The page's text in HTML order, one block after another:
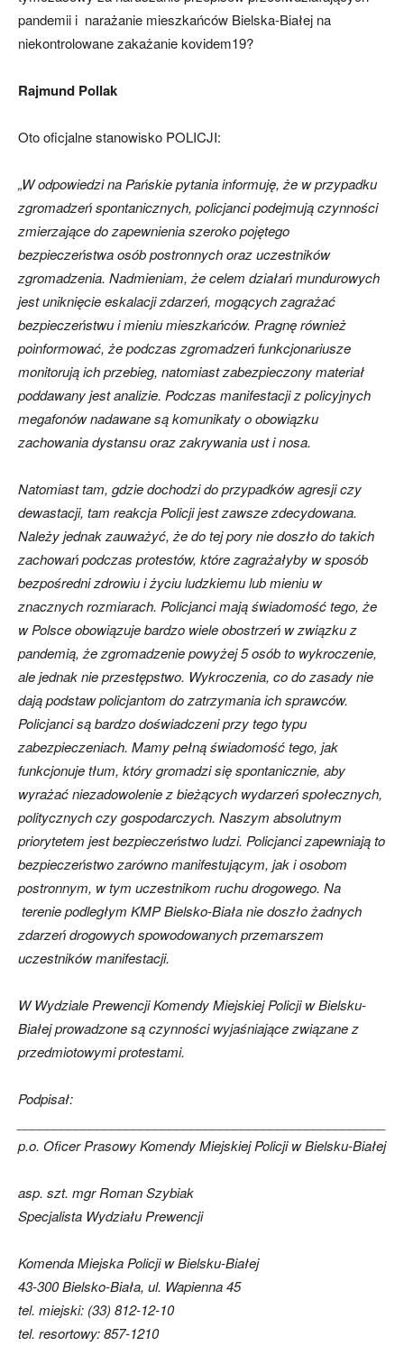
pandemii i narażanie mieszkańców Bielska-Białej na
niekontrolowane zakażanie kovidem19?
Rajmund Pollak
Oto oficjalne stanowisko POLICJI:
„W odpowiedzi na Pańskie pytania informuję, że w przypadku
zgromadzeń spontanicznych, policjanci podejmują czynności
zmierzające do zapewnienia szeroko pojętego
bezpieczeństwa osób postronnych oraz uczestników
zgromadzenia. Nadmieniam, że celem działań mundurowych
jest uniknięcie eskalacji zdarzeń, mogących zagrażać
bezpieczeństwu i mieniu mieszkańców. Pragnę również
poinformować, że podczas zgromadzeń funkcjonariusze
monitorują ich przebieg, natomiast zabezpieczony materiał
poddawany jest analizie. Podczas manifestacji z policyjnych
megafonów nadawane są komunikaty o obowiązku
zachowania dystansu oraz zakrywania ust i nosa.
Natomiast tam, gdzie dochodzi do przypadków agresji czy
dewastacji, tam reakcja Policji jest zawsze zdecydowana.
Należy jednak zauważyć, że do tej pory nie doszło do takich
zachowań podczas protestów, które zagrażałyby w sposób
bezpośredni zdrowiu i życiu ludzkiemu lub mieniu w
znacznych rozmiarach. Policjanci mają świadomość tego, że
w Polsce obowiązuje bardzo wiele obostrzeń w związku z
pandemią, że zgromadzenie powyżej 5 osób to wykroczenie,
ale jednak nie przestępstwo. Wykroczenia, co do zasady nie
dają podstaw policjantom do zatrzymania ich sprawców.
Policjanci są bardzo doświadczeni przy tego typu
zabezpieczeniach. Mamy pełną świadomość tego, jak
funkcjonuje tłum, który gromadzi się spontanicznie, aby
wyrażać niezadowolenie z bieżących wydarzeń społecznych,
politycznych czy gospodarczych. Naszym absolutnym
priorytetem jest bezpieczeństwo ludzi. Policjanci zapewniają to
bezpieczeństwo zarówno manifestującym, jak i osobom
postronnym, w tym uczestnikom ruchu drogowego. Na
terenie podległym KMP Bielsko-Biała nie doszło żadnych
zdarzeń drogowych spowodowanych przemarszem
uczestników manifestacji.
W Wydziale Prewencji Komendy Miejskiej Policji w Bielsku-
Białej prowadzone są czynności wyjaśniające związane z
przedmiotowymi protestami.
Podpisał:
p.o. Oficer Prasowy Komendy Miejskiej Policji w Bielsku-Białej
asp. szt. mgr Roman Szybiak
Specjalista Wydziału Prewencji
Komenda Miejska Policji w Bielsku-Białej
43-300 Bielsko-Biała, ul. Wapienna 45
tel. miejski: (33) 812-12-10
tel. resortowy: 857-1210